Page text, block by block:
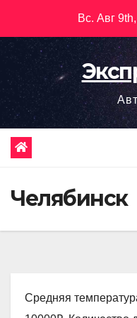
содержимому
Вс. Авг
Челябинск
Средняя